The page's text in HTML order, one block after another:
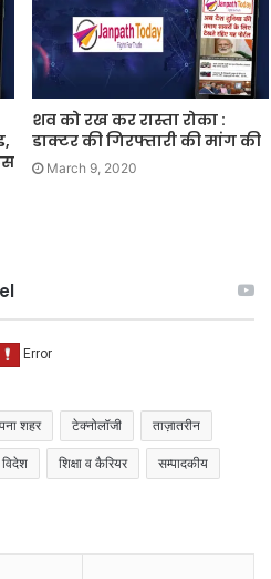
शव को रख कर रास्ता रोका :
डाक्टर की गिरफ्तारी की मांग की
March 9, 2020
शहर टेक्नोलॉजी ताज़ातरीन
विदेश शिक्षा व कैरियर सम्पादकीय